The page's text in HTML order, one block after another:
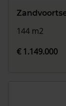
144 m2
€ 1.149.000